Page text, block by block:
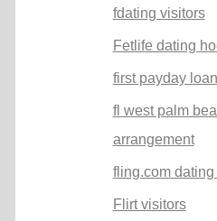
fdating visitors
Fetlife dating
first payday
fl west palm
arrangement
fling.com
Flirt visitors